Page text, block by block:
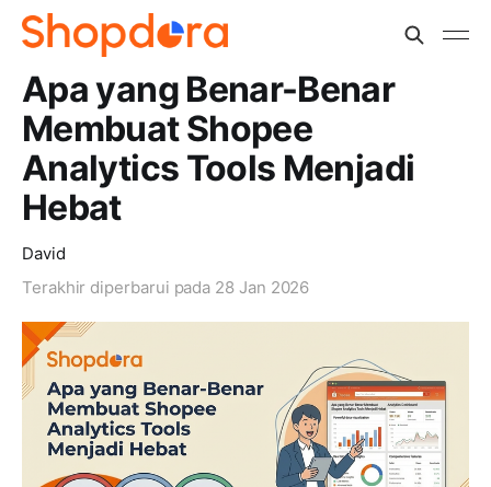
Apa yang Benar-Benar
Membuat Shopee
Analytics Tools Menjadi
Hebat
David
Terakhir diperbarui pada 28 Jan 2026